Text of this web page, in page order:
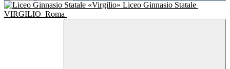
Liceo Ginnasio Statale
VIRGILIO Roma